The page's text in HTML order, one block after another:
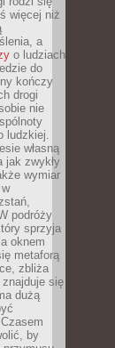
więcej niż
a
o ludziach
do
kończy
drogi
nie
ludzkiej.
własną
jak zwykły
wymiar
podróży
sprzyja
oknem
metaforą
zbliża
się
dużą
by